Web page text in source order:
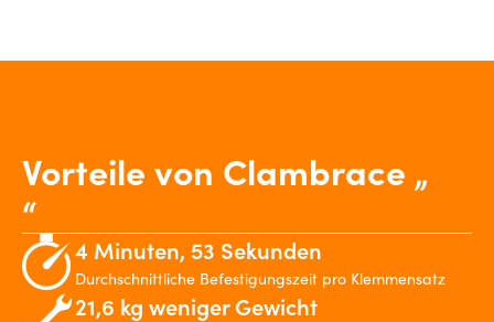
Vorteile von Clambrace „
“
4 Minuten, 53 Sekunden
Durchschnittliche Befestigungszeit pro Klemmensatz
21,6 kg weniger Gewicht